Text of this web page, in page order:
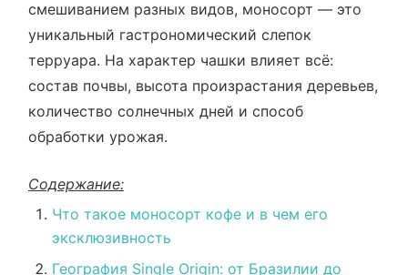
смешиванием разных видов, моносорт — это
уникальный гастрономический слепок
терруара. На характер чашки влияет всё:
состав почвы, высота произрастания деревьев,
количество солнечных дней и способ
обработки урожая.
Содержание:
Что такое моносорт кофе и в чем его
эксклюзивность
География Single Origin: от Бразилии до